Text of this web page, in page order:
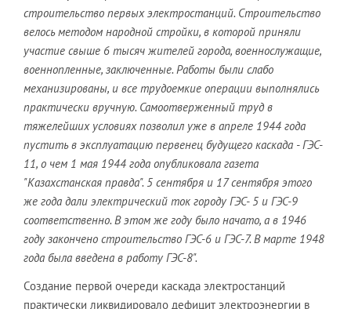
строительство первых электростанций. Строительство
велось методом народной стройки, в которой приняли
участие свыше 6 тысяч жителей города, военнослужащие,
военнопленные, заключенные. Работы были слабо
механизированы, и все трудоемкие операции выполнялись
практически вручную. Самоотверженный труд в
тяжелейших условиях позволил уже в апреле 1944 года
пустить в эксплуатацию первенец будущего каскада - ГЭС-
11, о чем 1 мая 1944 года опубликовала газета
"Казахстанская правда". 5 сентября и 17 сентября этого
же года дали электрический ток городу ГЭС- 5 и ГЭС-9
соответственно. В этом же году было начато, а в 1946
году закончено строительство ГЭС-6 и ГЭС-7. В марте 1948
года была введена в работу ГЭС-8".
Создание первой очереди каскада электростанций
практически ликвидировало дефицит электроэнергии в